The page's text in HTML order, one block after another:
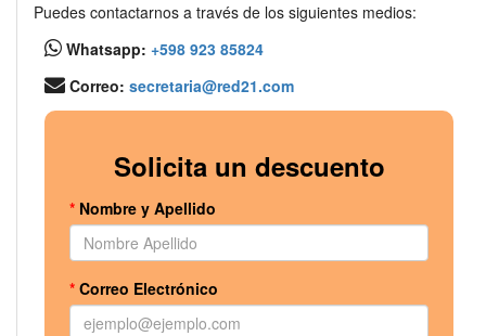
Puedes contactarnos a través de los siguientes medios:
Whatsapp: +598 923 85824
Correo: secretaria@red21.com
Solicita un descuento
*Nombre y Apellido
*Correo Electrónico